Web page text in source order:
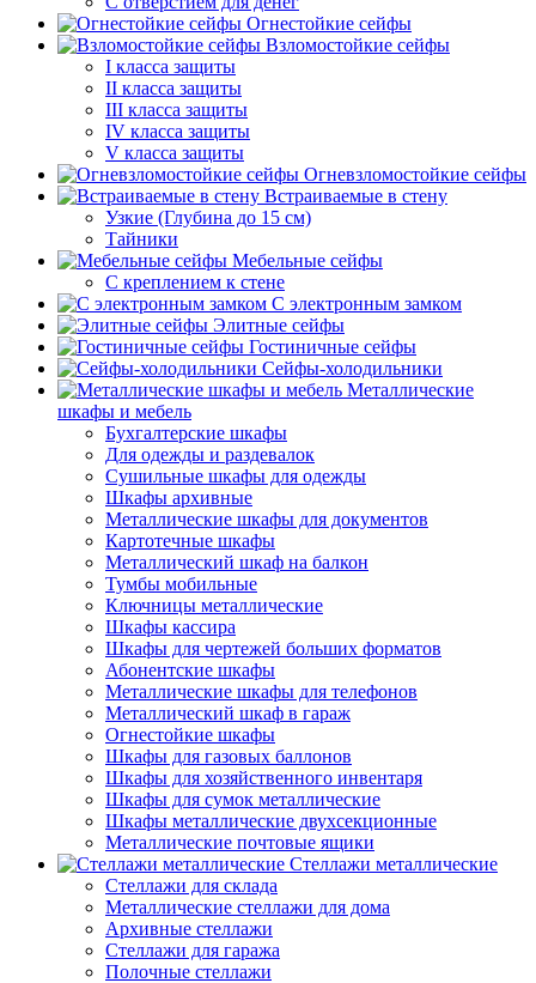
Огнестойкие сейфы
Взломостойкие сейфы
I класса защиты
II класса защиты
III класса защиты
IV класса защиты
V класса защиты
Огневзломостойкие сейфы
Встраиваемые в стену
Узкие (Глубина до 15 см)
Тайники
Мебельные сейфы
С креплением к стене
С электронным замком
Элитные сейфы
Гостиничные сейфы
Сейфы-холодильники
Металлические
шкафы и мебель
Бухгалтерские шкафы
Для одежды и раздевалок
Сушильные шкафы для одежды
Шкафы архивные
Металлические шкафы для документов
Картотечные шкафы
Металлический шкаф на балкон
Тумбы мобильные
Ключницы металлические
Шкафы кассира
Шкафы для чертежей больших форматов
Абонентские шкафы
Металлические шкафы для телефонов
Металлический шкаф в гараж
Огнестойкие шкафы
Шкафы для газовых баллонов
Шкафы для хозяйственного инвентаря
Шкафы для сумок металлические
Шкафы металлические двухсекционные
Металлические почтовые ящики
Стеллажи металлические
Стеллажи для склада
Металлические стеллажи для дома
Архивные стеллажи
Стеллажи для гаража
Полочные стеллажи